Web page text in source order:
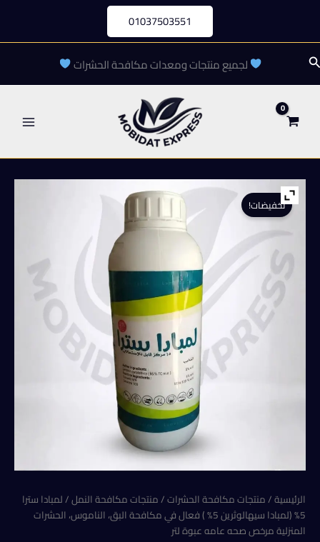
المحتوى
01037503551
البحث لجميع منتجات ومعدات مكافحة الحشرات
تخفيضات!
الرئيسية/منتجات مكافحة الحشرات/منتجات مكافحة النمل/ لمبادا سترا
5% (لمبادا سيهالوثرين 5% ) فعال في مكافحة البق، الناموس، الحشرات
المنزلية مرخص صحه عامه عبوة لتر